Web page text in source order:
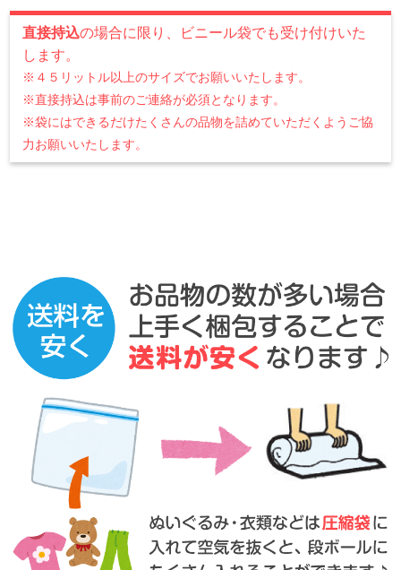
直接持込の場合に限り、ビニール袋でも受け付けいた
します。
※４５リットル以上のサイズでお願いいたします。
※直接持込は事前のご連絡が必須となります。
※袋にはできるだけたくさんの品物を詰めていただくようご協
力お願いいたします。